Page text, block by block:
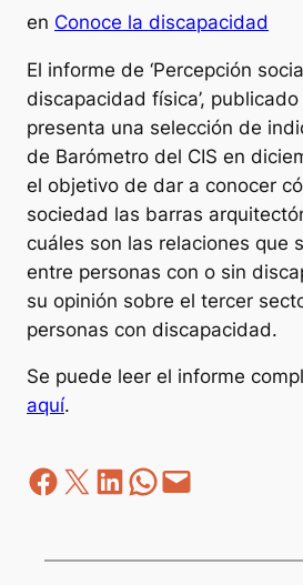
en Conoce la discapacidad
El informe de ‘Percepción
discapacidad física’,
presenta una selección de
de Barómetro del CIS en
el objetivo de dar a conocer
sociedad las barras
cuáles son las relaciones que
entre personas con o sin
su opinión sobre el tercer
personas con discapacidad.
Se puede leer el informe
aquí.
Facebook
Z LinkedIn
WhatsApp
correo electrónico